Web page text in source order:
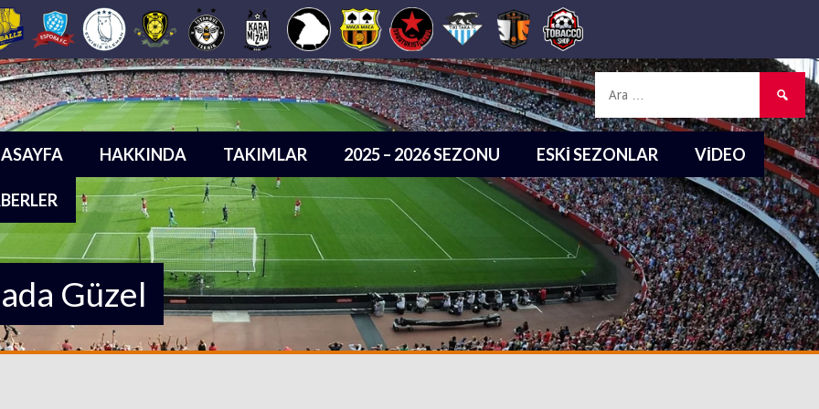
HAKKINDA TAKIMLAR 2025 – 2026 SEZONU ESKI SEZONLAR VIDEO
Güzel